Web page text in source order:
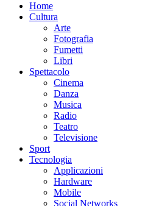
Home
Cultura
Arte
Fotografia
Fumetti
Libri
Spettacolo
Cinema
Danza
Musica
Radio
Teatro
Televisione
Sport
Tecnologia
Applicazioni
Hardware
Mobile
Social Networks